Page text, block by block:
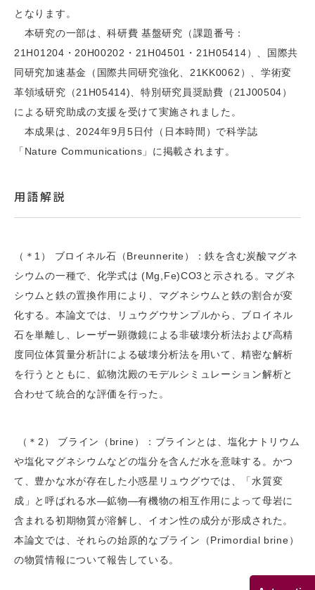
となります。
本研究の一部は、科研費 基盤研究（課題番号：
21H01204・20H00202・21H04501・21H05414）、国際共
同研究加速基金（国際共同研究強化、21KK0062）、学術変
革領域研究（21H05414)、特別研究員奨励費（21J00504）
による研究助成の支援を受けて実施されました。
本成果は、2024年9月5日付（日本時間）で科学誌
「Nature Communications」に掲載されます。
用語解説
（＊1） ブロイネル石（Breunnerite）：鉄を含む炭酸マグネ
シウムの一種で、化学式は (Mg,Fe)CO3と示される。マグネ
シウムと鉄の置換作用により、マグネシウムと鉄の割合が変
化する。本論文では、リュウグウサンプルから、ブロイネル
石を単離し、レーザー顕微鏡による非破壊分析法および高精
度同位体質量分析計による破壊分析法を用いて、精密な解析
を行うとともに、鉱物沈殿のモデルシミュレーション解析と
合わせて統合的な評価を行った。
（＊2） ブライン（brine）：ブラインとは、塩化ナトリウム
や塩化マグネシウムなどの塩分を含んだ水を意味する。かつ
て、豊かな水が存在した小惑星リュウグウでは、「水質変
成」と呼ばれる水―鉱物―有機物の相互作用によって母岩に
含まれる初期物質が溶解し、イオン性の成分が形成された。
本論文では、それらの始原的なブライン（Primordial brine）
の物質情報について報告している。